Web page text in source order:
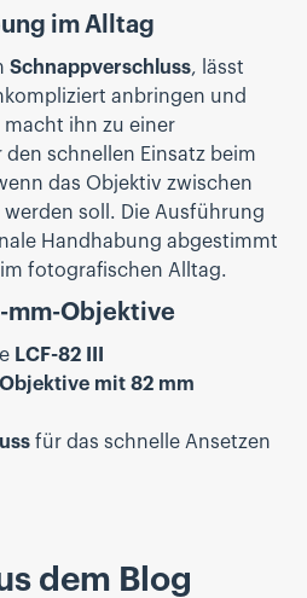
im Alltag
Schnappverschluss, lässt
anbringen und
macht ihn zu einer
schnellen Einsatz beim
das Objektiv zwischen
soll. Die Ausführung
Handhabung abgestimmt
fotografischen Alltag.
mm-Objektive
LCF-82 III
mit 82 mm
für das schnelle Ansetzen
dem Blog